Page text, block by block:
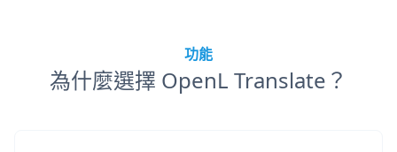
功能
為什麼選擇 OpenL Translate？